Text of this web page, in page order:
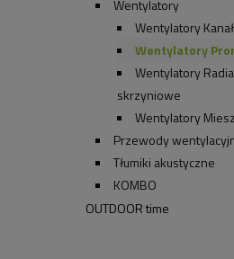
Wentylatory
Wentylatory
Wentylatory
Wentylatory
skrzyniowe
Wentylatory
Przewody
Tłumiki akustyczne
KOMBO
OUTDOOR time